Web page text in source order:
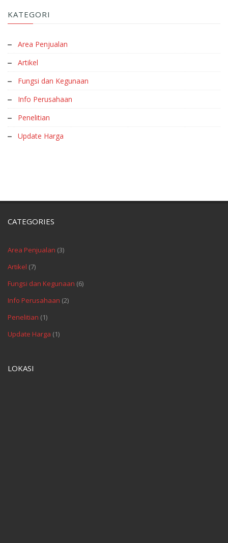
KATEGORI
Area Penjualan
Artikel
Fungsi dan Kegunaan
Info Perusahaan
Penelitian
Update Harga
CATEGORIES
Area Penjualan (3)
Artikel (7)
Fungsi dan Kegunaan (6)
Info Perusahaan (2)
Penelitian (1)
Update Harga (1)
LOKASI